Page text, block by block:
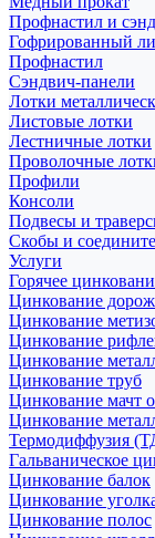
Профнастил и
Гофрированный
Профнастил
Сэндвич-панели
Лотки
Листовые лотки
Лестничные лотки
Проволочные
Профили
Консоли
Подвесы и
Скобы и
Услуги
Горячее
Цинкование
Цинкование
Цинкование
Цинкование
Цинкование труб
Цинкование мачт
Цинкование
Термодиффузия
Гальваническое
Цинкование балок
Цинкование
Цинкование полос